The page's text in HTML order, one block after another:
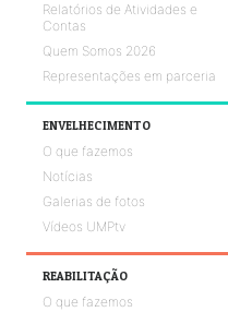
Relatórios de Atividades e
Contas
Quem Somos 2026
Representações em parceria
ENVELHECIMENTO
O que fazemos
Notícias
Galerias de fotos
Vídeos UMPtv
REABILITAÇÃO
O que fazemos